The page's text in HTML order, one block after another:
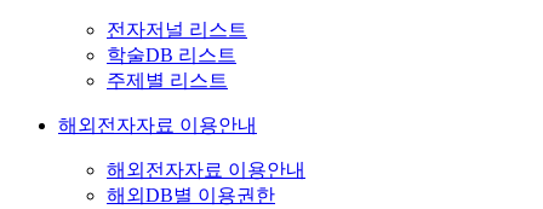
전자저널 리스트
학술DB 리스트
주제별 리스트
해외전자자료 이용안내
해외전자자료 이용안내
해외DB별 이용권한